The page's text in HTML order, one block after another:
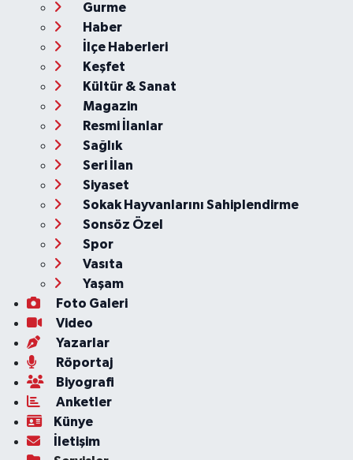
Gurme
Haber
İlçe Haberleri
Keşfet
Kültür & Sanat
Magazin
Resmi İlanlar
Sağlık
Seri İlan
Siyaset
Sokak Hayvanlarını Sahiplendirme
Sonsöz Özel
Spor
Vasıta
Yaşam
Foto Galeri
Video
Yazarlar
Röportaj
Biyografi
Anketler
Künye
İletişim